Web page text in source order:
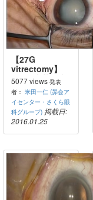
【27G
vitrectomy】
IOL眼内落下症
例における眼内
IOL縫着
5077 views 発表
者： 米田一仁 (昴会ア
イセンター・さくら眼
科グループ) 掲載日:
2016.01.25